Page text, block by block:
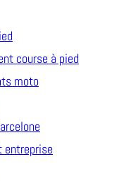
course à pied
moto
entreprise